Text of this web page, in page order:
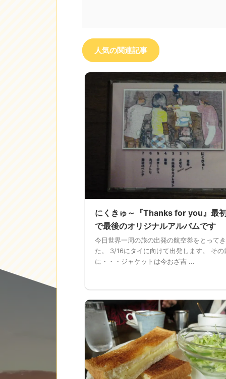
人気の関連記事
にくきゅ～『Thanks for you』最
で最後のオリジナルアルバムです
今日世界一周の旅の出発の航空券をとって
た。 3/16にタイに向けて出発します。 その
に・・・ジャケットは今おざ吉 ...